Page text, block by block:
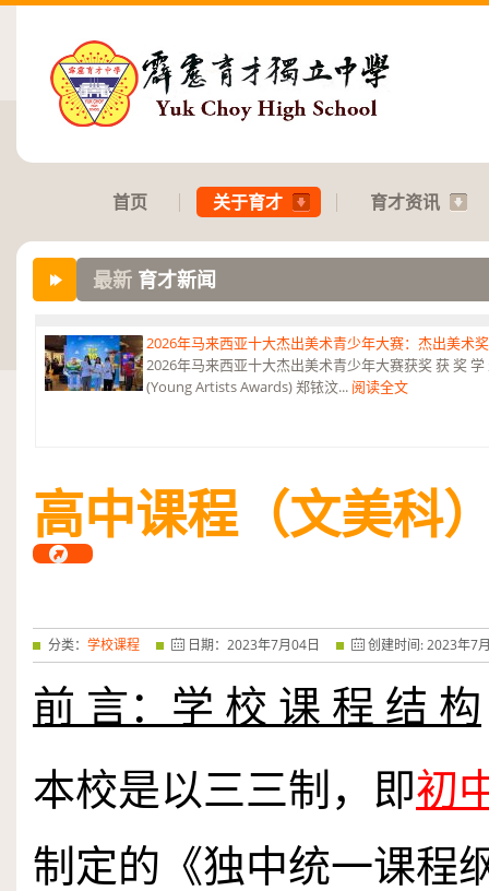
首页 关于育才 育才资讯
最新 育才新闻
——特优奖...阅读全文
2026年马来西亚十大杰出美术青少年大赛：杰出美术
2026年马来西亚十大杰出美术青少年大赛获奖 获 奖
(Young Artists Awards) 郑铱汶... 阅读全文
高中课程（文美科
分类： 学校课程 日期： 2023年7月04日 创建时间:2023年7
前 言：学 校 课 程 结 构
本校是以三三制，即初
制定的《独中统一课程